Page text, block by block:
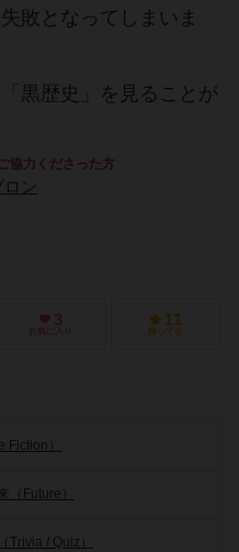
敗となってしまいま
黒歴史」を見ることが
協力くださった方
ロン
3
お気に入り
11
持ってる
Fiction）
（Future）
Trivia / Quiz）